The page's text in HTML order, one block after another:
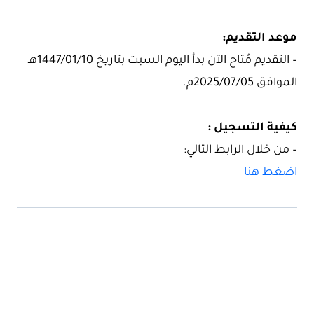
موعد التقديم:
– التقديم مُتاح الآن بدأ اليوم السبت بتاريخ 1447/01/10هـ
الموافق 2025/07/05م.
كيفية التسجيل :
– من خلال الرابط التالي:
اضغط هنا